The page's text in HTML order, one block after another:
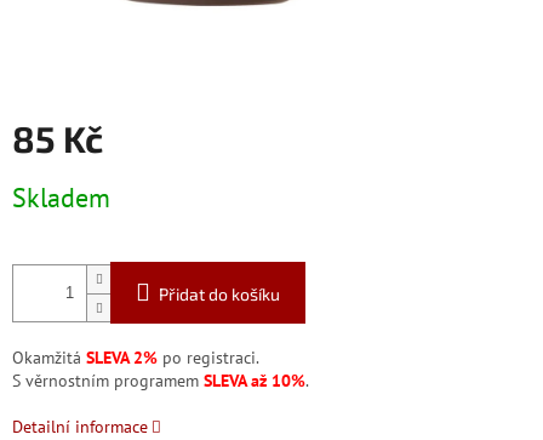
85 Kč
cena:
Skladem
Přidat do košíku
Okamžitá SLEVA 2% po registraci.
S věrnostním programem SLEVA až 10%.
Detailní informace